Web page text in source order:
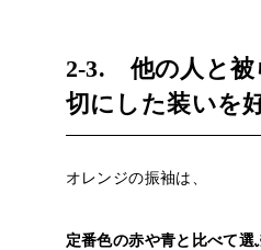
2-3. 他の人と被
切にした装いを
オレンジの振袖は、
定番色の赤や青と比べて